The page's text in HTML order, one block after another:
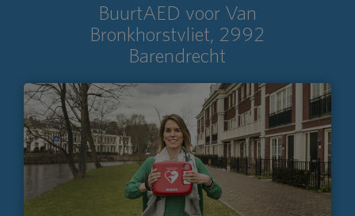
BuurtAED voor Van
Bronkhorstvliet, 2992
Barendrecht